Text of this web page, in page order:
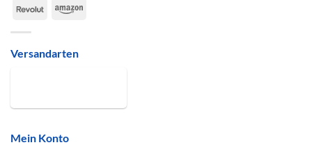
Mein Konto
RevolutAmazon
Versandarten